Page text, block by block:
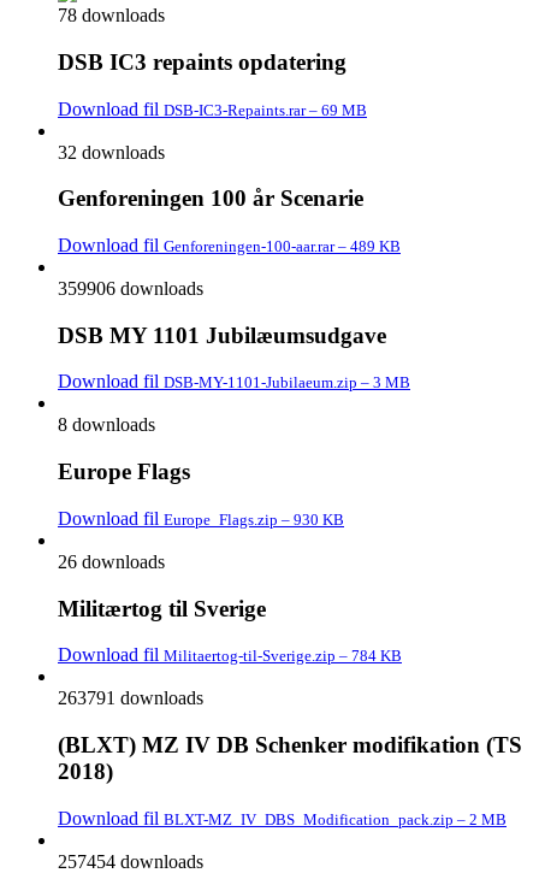
78 downloads
DSB IC3 repaints opdatering
Download fil DSB-IC3-Repaints.rar – 69 MB
32 downloads
Genforeningen 100 år Scenarie
Download fil Genforeningen-100-aar.rar – 489 KB
359906 downloads
DSB MY 1101 Jubilæumsudgave
Download fil DSB-MY-1101-Jubilaeum.zip – 3 MB
8 downloads
Europe Flags
Download fil Europe_Flags.zip – 930 KB
26 downloads
Militærtog til Sverige
Download fil Militaertog-til-Sverige.zip – 784 KB
263791 downloads
(BLXT) MZ IV DB Schenker modifikation (TS
2018)
Download fil BLXT-MZ_IV_DBS_Modification_pack.zip – 2 MB
257454 downloads